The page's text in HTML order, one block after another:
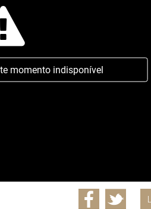
momento indisponível